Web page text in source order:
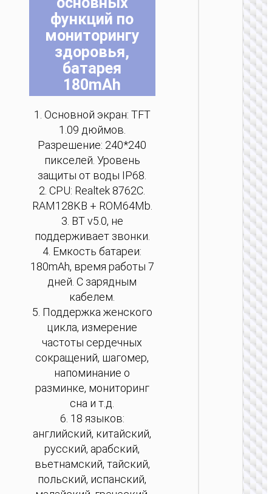
функций по
мониторингу
здоровья,
батарея
180mAh
1. Основной экран: TFT
1.09 дюймов.
Разрешение: 240*240
пикселей. Уровень
защиты от воды IP68.
2. CPU: Realtek 8762C.
RAM128KB + ROM64Mb.
3. BT v5.0, не
поддерживает звонки.
4. Емкость батареи:
180mAh, время работы 7
дней. С зарядным
кабелем.
5. Поддержка женского
цикла, измерение
частоты сердечных
сокращений, шагомер,
напоминание о
разминке, мониторинг
сна и т.д.
6. 18 языков:
английский, китайский,
русский, арабский,
вьетнамский, тайский,
польский, испанский,
“Y5